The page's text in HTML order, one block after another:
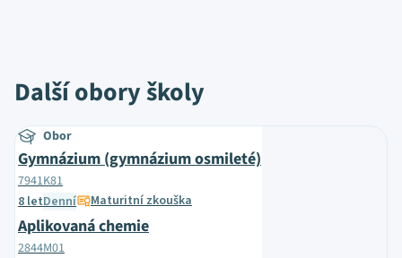
Další obory školy
Obor
Gymnázium (gymnázium osmileté)
7941K81
8 letDenní Maturitní zkouška
Aplikovaná chemie
2844M01